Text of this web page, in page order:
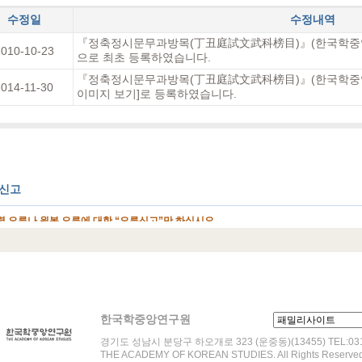
수정일 수정내역
10-23
『정축정시문무과방목(丁丑庭試文武科榜目)』(한국학
으로 최초 등록하였습니다.
11-30
『정축정시문무과방목(丁丑庭試文武科榜目)』(한국학
이미지 보기]로 등록하였습니다.
한국학중앙연구원
경기도 성남시 분당구 하오개로 323 (운중동)(13455)
THE ACADEMY OF KOREAN STUDIES. All Rights